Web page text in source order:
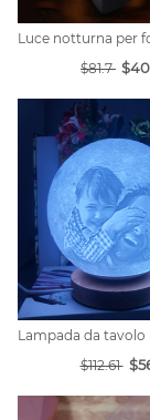
$81.7
$112.61